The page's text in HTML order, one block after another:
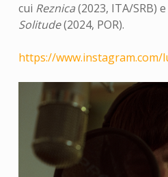
cui Reznica(2023, ITA/SRB) e
Solitude(2024, POR).
https://www.instagram.com/